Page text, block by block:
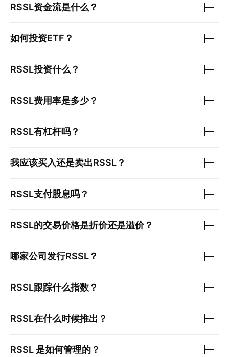
RSSL资金流是什么？
如何投资ETF？
RSSL投资什么？
RSSL费用率是多少？
RSSL有杠杆吗？
我应该买入还是卖出RSSL ？
RSSL支付股息吗？
RSSL的交易价格是折价还是溢价？
哪家公司发行RSSL ？
RSSL跟踪什么指数？
RSSL在什么时候推出？
RSSL 是如何管理的？